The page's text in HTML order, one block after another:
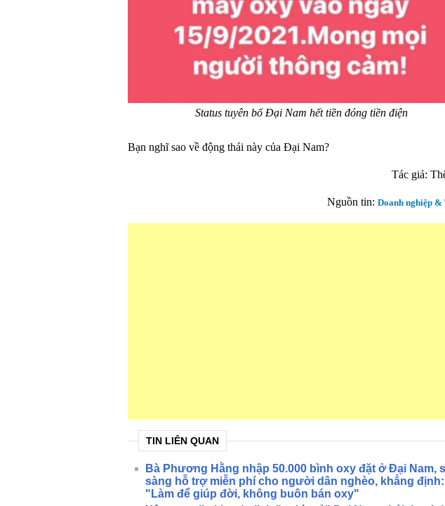
Status tuyên bố Đại Nam hết tiền đóng tiền điện
Bạn nghĩ sao về động thái này của Đại Nam?
Tác giả:
Nguồn tin: Doanh nghiệp
TIN LIÊN QUAN
Bà Phương Hằng nhập 50.000 bình oxy đặt ở Đại Nam,
sàng hỗ trợ miễn phí cho người dân nghèo, khẳng định:
"Làm để giúp đời, không buôn bán oxy"